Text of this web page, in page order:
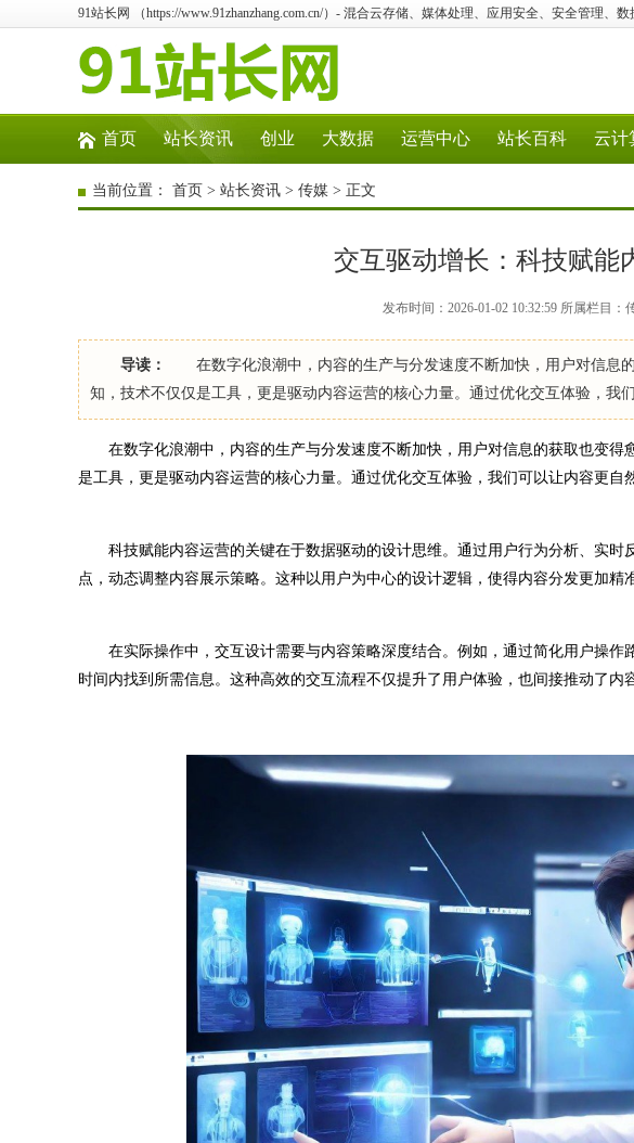
91站长网 （https://www.91zhanzhang.com.cn/）- 混合云存储、媒体处理、应用安全、安全管理、数
首页 站长资讯 创业 大数据 运营中心 站长百科 云计
当前位置： 首页 > 站长资讯 > 传媒 > 正文
交互驱动增长：科技赋能
发布时间：2026-01-02 10:32:59 所属栏目：
导读：
在数字化浪潮中，内容的生产与分发速度不断加快，用户对信息
知，技术不仅仅是工具，更是驱动内容运营的核心力量。通过优化交互体验，我
在数字化浪潮中，内容的生产与分发速度不断加快，用户对信息的获取也变得
是工具，更是驱动内容运营的核心力量。通过优化交互体验，我们可以让内容更自
科技赋能内容运营的关键在于数据驱动的设计思维。通过用户行为分析、实时
点，动态调整内容展示策略。这种以用户为中心的设计逻辑，使得内容分发更加精
在实际操作中，交互设计需要与内容策略深度结合。例如，通过简化用户操作
时间内找到所需信息。这种高效的交互流程不仅提升了用户体验，也间接推动了内